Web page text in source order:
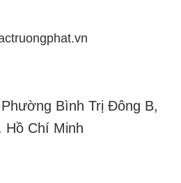
Bình Trị Đông B,
Hồ Chí Minh